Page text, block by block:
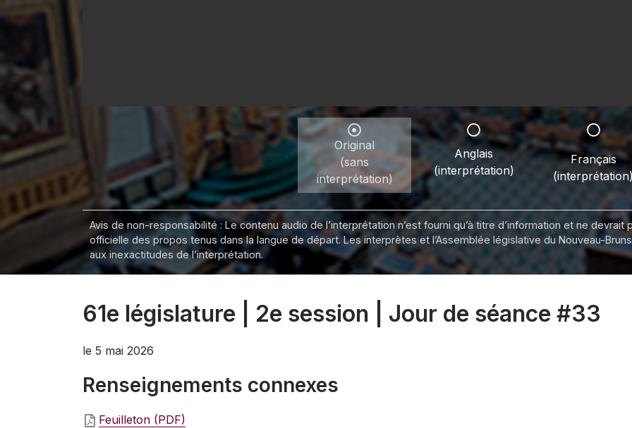
Original
(sans
interprétation)
Anglais
(interprétation)
Français
Avis de non-responsabilité : Le contenu audio de l’interprétation n’est fourni qu’à titre d’information et ne
officielle des propos tenus dans la langue de départ. Les interprètes et l’Assemblée législative du Nouveau-
aux inexactitudes de l’interprétation.
61e législature | 2e session | Jour de séance #33
le 5 mai 2026
Renseignements connexes
Feuilleton (PDF)